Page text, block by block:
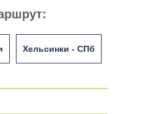
Хельсинки - СПб